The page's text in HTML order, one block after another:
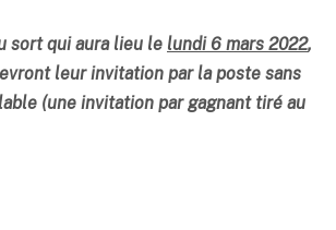
sort qui aura lieu le lundi 6 mars 2022,
leur invitation par la poste sans
(une invitation par gagnant tiré au